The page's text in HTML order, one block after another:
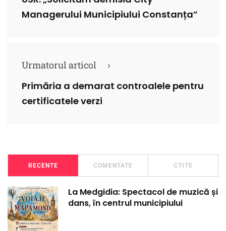
Managerului Municipiului Constanța”
Urmatorul articol
Primăria a demarat controalele pentru
certificatele verzi
RECENTE COMENTATE CTITE
La Medgidia: Spectacol de muzică și
dans, în centrul municipiului